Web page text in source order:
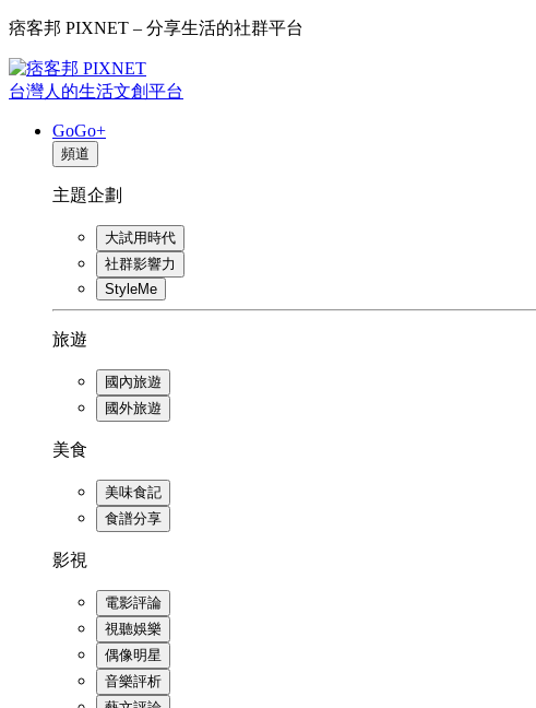
痞客邦 PIXNET – 分享生活的社群平台
台灣人的生活文創平台
GoGo+
頻道
主題企劃
大試用時代
社群影響力
StyleMe
旅遊
國內旅遊
國外旅遊
美食
美味食記
食譜分享
影視
電影評論
視聽娛樂
偶像明星
音樂評析